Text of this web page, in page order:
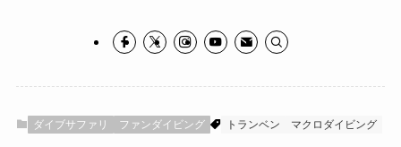
ダイブサファリ ファンダイビング トランベン マクロダイビング